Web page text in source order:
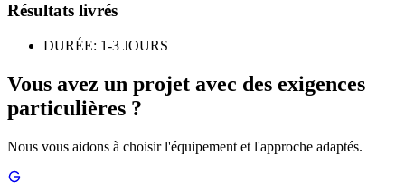
Résultats livrés
DURÉE: 1-3 JOURS
Vous avez un projet avec des exigences
particulières ?
Nous vous aidons à choisir l'équipement et l'approche adaptés.